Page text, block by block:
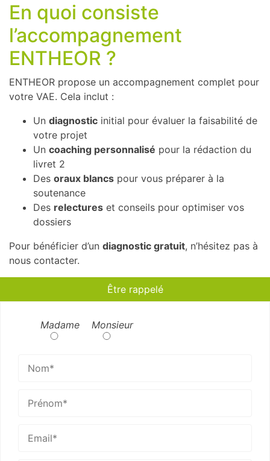
En quoi consiste
l’accompagnement
ENTHEOR ?
ENTHEOR propose un accompagnement complet pour
votre VAE. Cela inclut :
Un diagnostic initial pour évaluer la faisabilité de
votre projet
Un coaching personnalisé pour la rédaction du
livret 2
Des oraux blancs pour vous préparer à la
soutenance
Des relectures et conseils pour optimiser vos
dossiers
Pour bénéficier d’un diagnostic gratuit, n’hésitez pas à
nous contacter.
Être rappelé
Madame Monsieur